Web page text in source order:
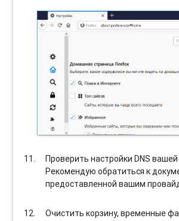
Проверить настройки DNS вашей
Рекомендую обратиться к
предоставленной вашим
Очистить корзину, временные